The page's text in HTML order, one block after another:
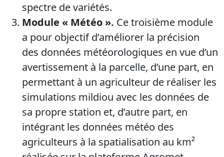
spectre de variétés.
Module « Météo ». Ce troisième module
a pour objectif d’améliorer la précision
des données météorologiques en vue d’un
avertissement à la parcelle, d’une part, en
permettant à un agriculteur de réaliser les
simulations mildiou avec les données de
sa propre station et, d’autre part, en
intégrant les données météo des
agriculteurs à la spatialisation au km²